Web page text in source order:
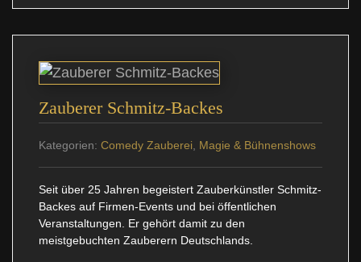
Zauberer Schmitz-Backes
Kategorien: Comedy Zauberei Magie & Bühnenshows
Seit über 25 Jahren begeistert Zauberkünstler Schmitz-
Backes auf Firmen-Events und bei öffentlichen
Veranstaltungen. Er gehört damit zu den
meistgebuchten Zauberern Deutschlands.